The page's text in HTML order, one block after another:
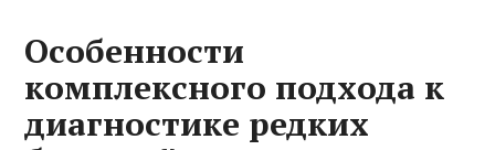
Особенности
комплексного подхода к
диагностике редких